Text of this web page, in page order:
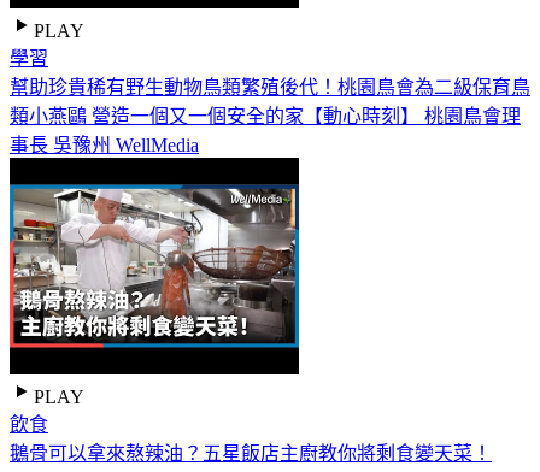
PLAY
學習
幫助珍貴稀有野生動物鳥類繁殖後代！桃園鳥會為二級保育鳥
類小燕鷗 營造一個又一個安全的家【動心時刻】 桃園鳥會理
事長 吳豫州 WellMedia
PLAY
飲食
鵝骨可以拿來熬辣油？五星飯店主廚教你將剩食變天菜！